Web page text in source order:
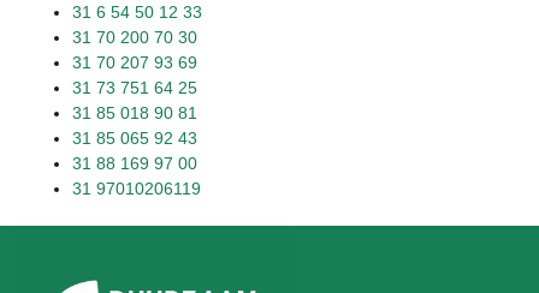
31 6 54 50 12 33
31 70 200 70 30
31 70 207 93 69
31 73 751 64 25
31 85 018 90 81
31 85 065 92 43
31 88 169 97 00
31 97010206119